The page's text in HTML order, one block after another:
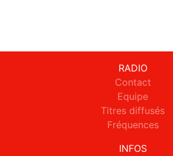
RADIO
Contact
Equipe
Titres diffusés
Fréquences
INFOS